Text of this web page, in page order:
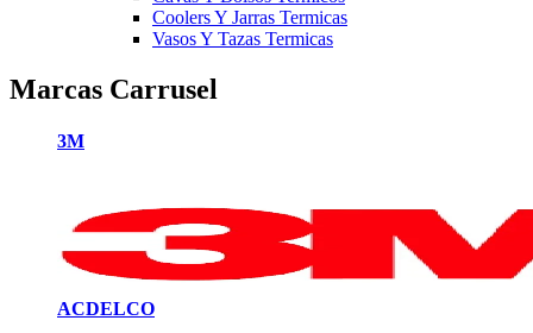
Coolers Y Jarras Termicas
Vasos Y Tazas Termicas
Marcas Carrusel
3M
ACDELCO